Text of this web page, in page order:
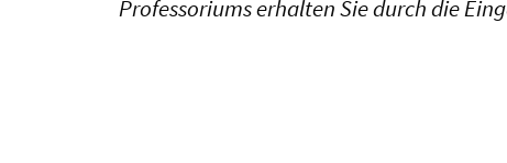
Professoriums erhalten Sie durch die